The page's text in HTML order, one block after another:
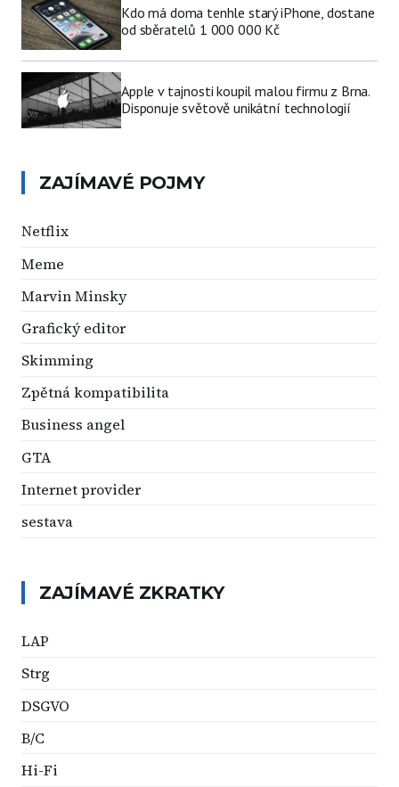
Kdo má doma tenhle starý iPhone, dostane
od sběratelů 1 000 000 Kč
Apple v tajnosti koupil malou firmu z Brna.
Disponuje světově unikátní technologií
ZAJÍMAVÉ POJMY
Netflix
Meme
Marvin Minsky
Grafický editor
Skimming
Zpětná kompatibilita
Business angel
GTA
Internet provider
sestava
ZAJÍMAVÉ ZKRATKY
LAP
Strg
DSGVO
B/C
Hi-Fi